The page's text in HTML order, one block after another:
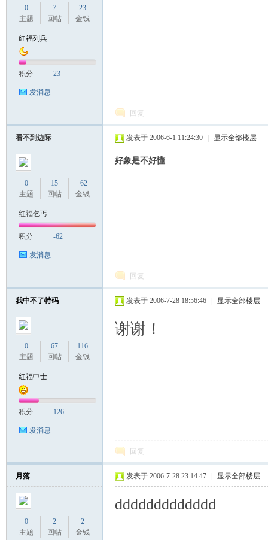
0
主题
7
回帖
23
金钱
红福列兵
积分 23
发消息
回复
看不到边际
0
主题
15
回帖
-62
金钱
红福乞丐
积分 -62
发消息
发表于 2006-6-1 11:24:30 显示全部楼层
好象是不好懂
回复
我中不了特码
0
主题
67
回帖
116
金钱
红福中士
积分 126
发消息
发表于 2006-7-28 18:56:46 显示全部楼层
谢谢！
回复
月落
0
主题
2
回帖
2
金钱
发表于 2006-7-28 23:14:47 显示全部楼层
ddddddddddddd